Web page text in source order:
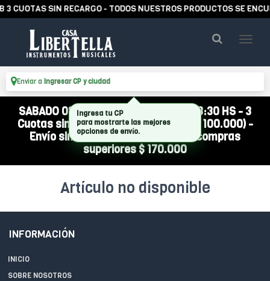
CUOTAS SIN RECARGO - TODOS NUESTROS PRODUCTOS SE
Enviar a Ingresar CP y ciudad
SABADO 08/08 ABIERTO DE 10:00 A 13:30 HS - 3
Cuotas sin interés (compra mínima $ 100.000) -
Envío sin cargo a todo el país por compras
superiores $ 170.000
Artículo no disponible
INFORMACIÓN
INICIO
SOBRE NOSOTROS
Ingresa tu CP
para mostrarte las mejores
opciones de envío.